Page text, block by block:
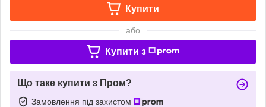
Купити
або
Купити з
Що таке купити з Пром?
Замовлення під захистом